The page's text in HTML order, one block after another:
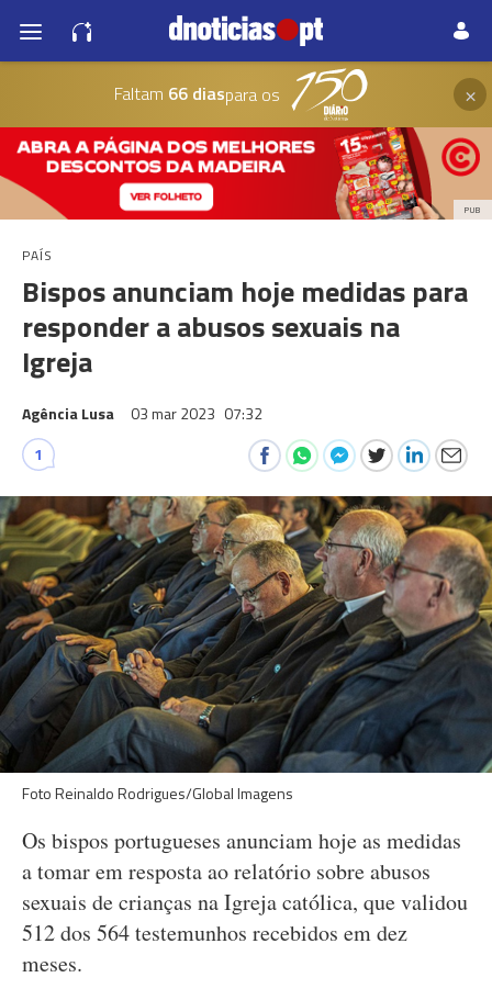
Faltam 66 diaspara os ×
PUB
PAÍS
Bispos anunciam hoje medidas para
responder a abusos sexuais na
Igreja
Agência Lusa 03 mar 2023 07:32
1
Foto Reinaldo Rodrigues/Global Imagens
Os bispos portugueses anunciam hoje as medidas
a tomar em resposta ao relatório sobre abusos
sexuais de crianças na Igreja católica, que validou
512 dos 564 testemunhos recebidos em dez
meses.